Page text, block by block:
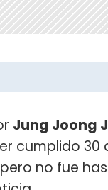
Jung Joong
cumplido 30
no fue